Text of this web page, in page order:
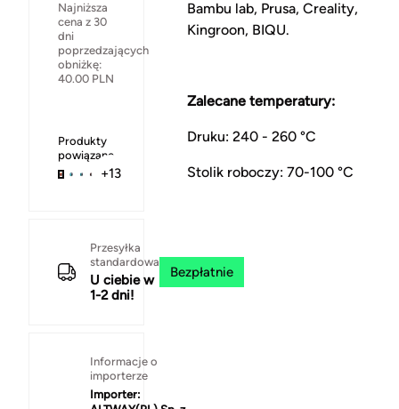
Najniższa
cena z 30
dni
poprzedzających
obniżkę:
40.00 PLN
Produkty
powiązane
+13
Przesyłka
standardowa
U ciebie w
1-2 dni!
Bezpłatnie
Informacje o
importerze
Importer:
Bambu lab, Prusa, Creality,
Kingroon, BIQU.
Zalecane temperatury:
Druku: 240 - 260 °C
Stolik roboczy: 70-100 °C